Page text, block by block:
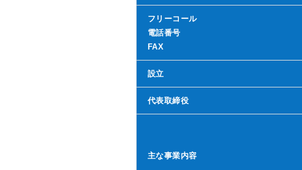
フリーコール
電話番号
FAX
設立
代表取締役
主な事業内容